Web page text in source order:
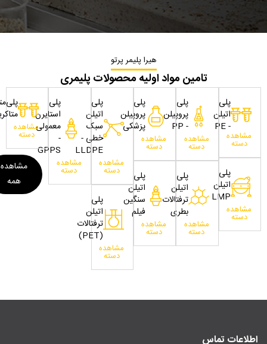
هیرا پلیمر پرتو
تامین مواد اولیه محصولات پلیمری
پلی
اتیلن
- PE
مشاهده
دسته
پلی
اتیلن
LMP
مشاهده
دسته
پلی
پروپیلن
- PP
مشاهده
دسته
پلی
اتیلن
ترفتالات
بطری
مشاهده
دسته
پلی
پروپیلن
پزشکی
مشاهده
دسته
پلی
اتیلن
سنگین
فیلم
مشاهده
دسته
پلی
اتیلن
سبک
خطی -
LLDPE
مشاهده
دسته
پلی
اتیلن
ترفتالات
(PET)
مشاهده
دسته
پلی
استایرن
معمولی
-
GPPS
مشاهده
دسته
مشاهده
دسته
مشاهده
همه
اطلاعات تماس